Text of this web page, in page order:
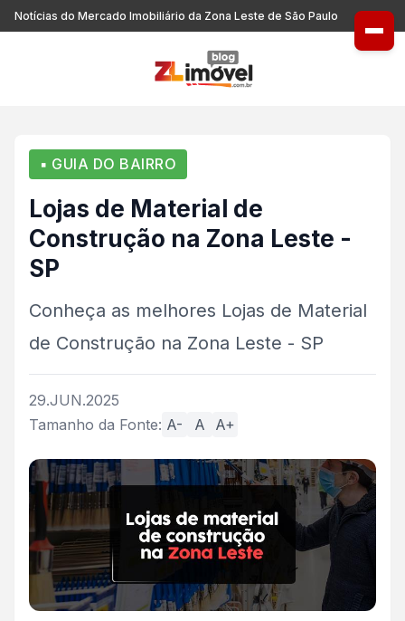
Notícias do Mercado Imobiliário da Zona Leste de São Paulo
▪ GUIA DO BAIRRO
Lojas de Material de
Construção na Zona Leste -
SP
Conheça as melhores Lojas de Material
de Construção na Zona Leste - SP
29.JUN.2025
Tamanho da Fonte: A- A A+